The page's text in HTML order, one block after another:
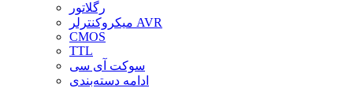
رگلاتور
میکروکنترلر AVR
CMOS
TTL
سوکت آی سی
ادامه دسته‌بندی